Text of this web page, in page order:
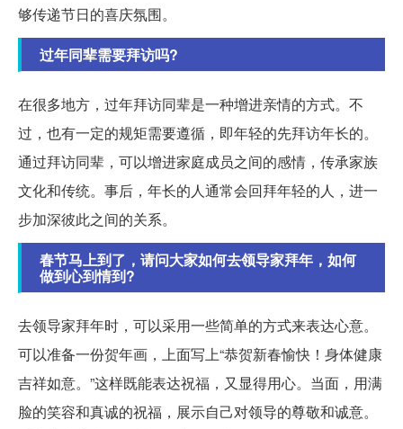
够传递节日的喜庆氛围。
过年同辈需要拜访吗?
在很多地方，过年拜访同辈是一种增进亲情的方式。不
过，也有一定的规矩需要遵循，即年轻的先拜访年长的。
通过拜访同辈，可以增进家庭成员之间的感情，传承家族
文化和传统。事后，年长的人通常会回拜年轻的人，进一
步加深彼此之间的关系。
春节马上到了，请问大家如何去领导家拜年，如何
做到心到情到?
去领导家拜年时，可以采用一些简单的方式来表达心意。
可以准备一份贺年画，上面写上“恭贺新春愉快！身体健康
吉祥如意。”这样既能表达祝福，又显得用心。当面，用满
脸的笑容和真诚的祝福，展示自己对领导的尊敬和诚意。